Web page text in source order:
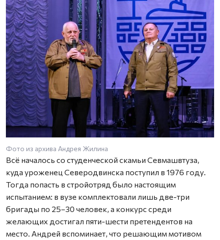
Фото из архива Андрея Жилина
Всё началось со студенческой скамьи Севмашвтуза,
куда уроженец Северодвинска поступил в 1976 году.
Тогда попасть в стройотряд было настоящим
испытанием: в вузе комплектовали лишь две-три
бригады по 25–30 человек, а конкурс среди
желающих достигал пяти-шести претендентов на
место. Андрей вспоминает, что решающим мотивом